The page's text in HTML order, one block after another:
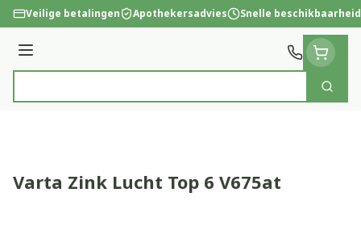
Ga naar de inhoud
Veilige betalingen Apothekersadvies Snelle beschikbaarheid
Menu
Zoek
Varta Zink Lucht Top 6 V675at